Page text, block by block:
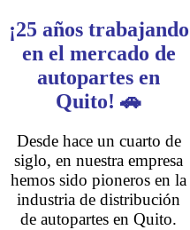
¡25 años trabajando
en el mercado de
autopartes en
Quito! 🚗
Desde hace un cuarto de
siglo, en nuestra empresa
hemos sido pioneros en la
industria de distribución
de autopartes en Quito.